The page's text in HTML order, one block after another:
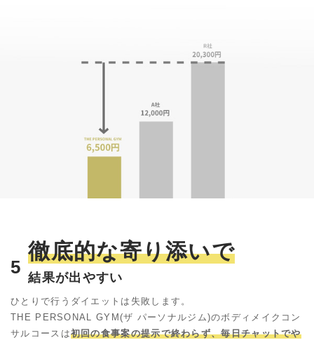
5
徹底的な寄り添いで
結果が出やすい
ひとりで行うダイエットは失敗します。
THE PERSONAL GYM(ザ パーソナルジム)のボディメイクコン
サルコースは初回の食事案の提示で終わらず、毎日チャットでや